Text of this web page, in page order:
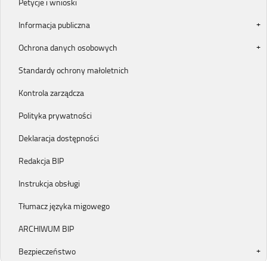
Informacja publiczna
Ochrona danych osobowych
Standardy ochrony małoletnich
Kontrola zarządcza
Polityka prywatności
Deklaracja dostępności
Redakcja BIP
Instrukcja obsługi
Tłumacz języka migowego
ARCHIWUM BIP
Bezpieczeństwo